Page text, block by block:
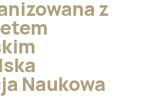
z
Naukowa